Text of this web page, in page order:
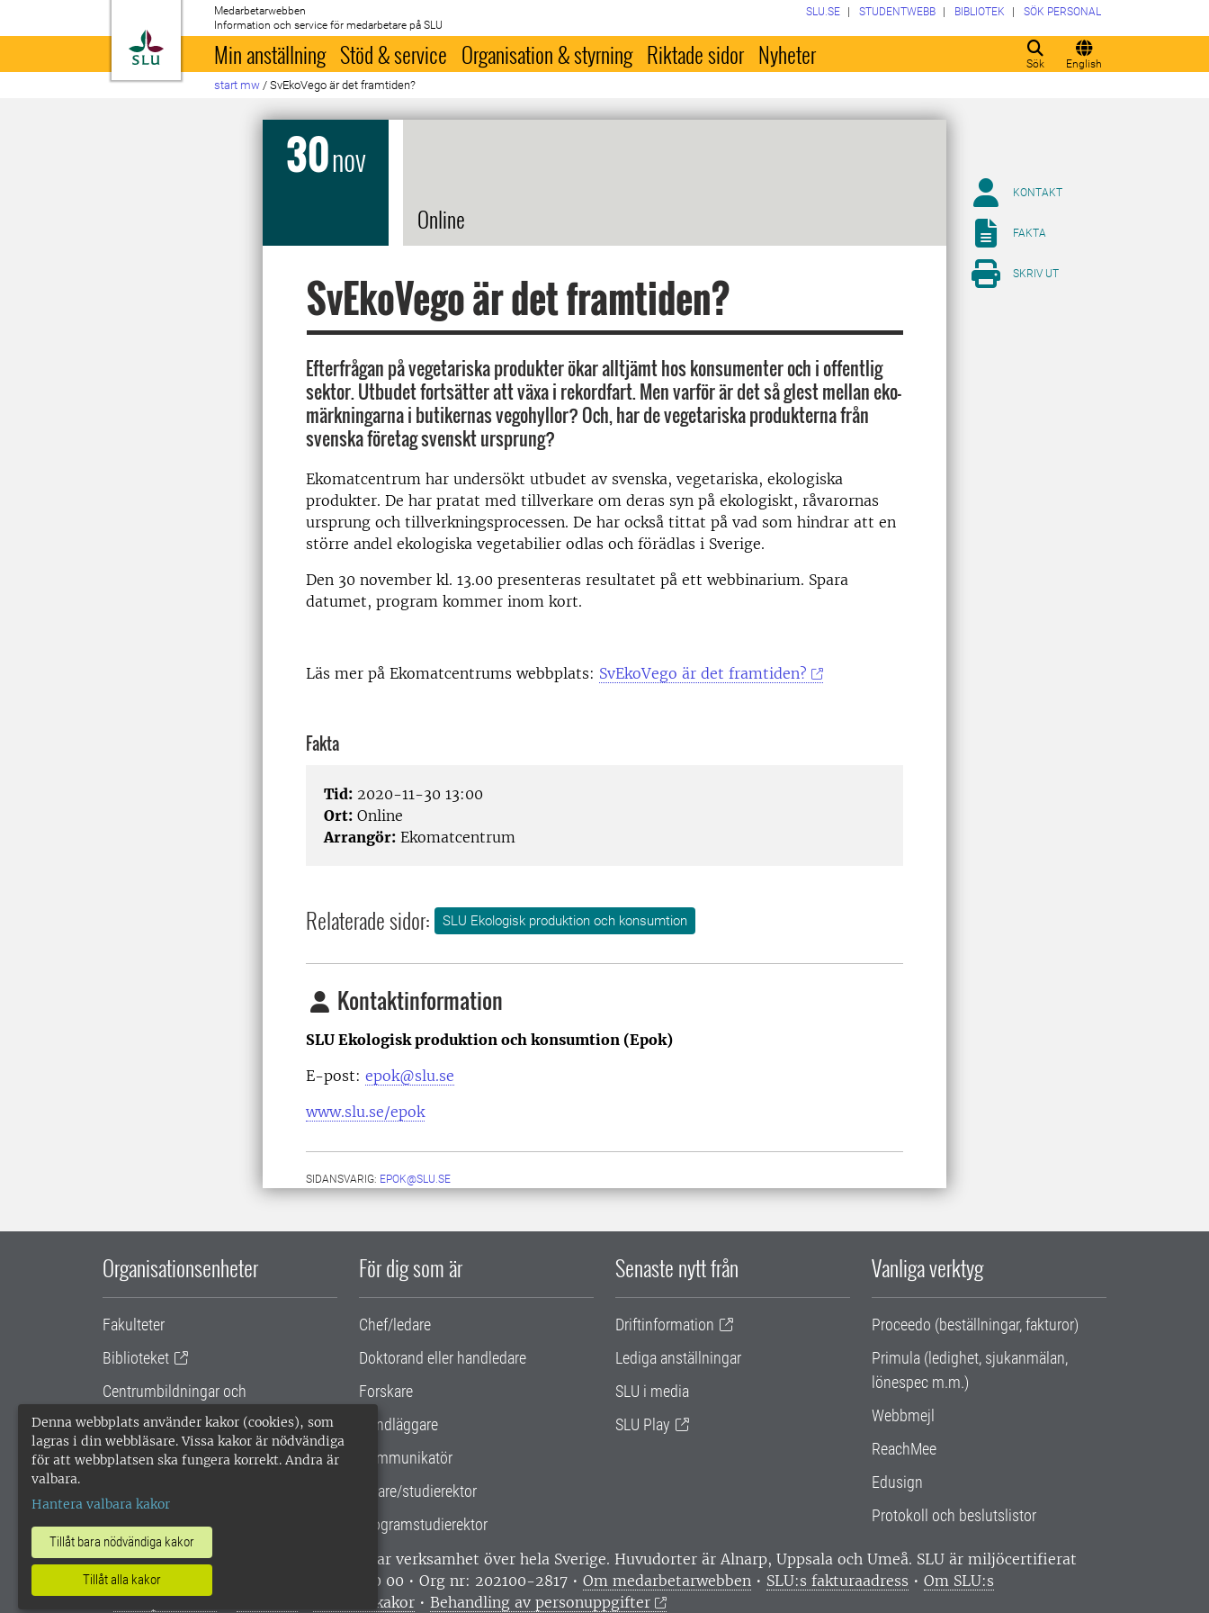
Denna webbplats använder kakor (cookies), som
lagras i din webbläsare. Vissa kakor är nödvändiga
för att webbplatsen ska fungera korrekt. Andra är
valbara.
Hantera valbara kakor
Tillåt bara nödvändiga kakor
Tillåt alla kakor
Till startsida
Medarbetarwebben
Information och service för medarbetare på SLU
Sök English
SLU.SE STUDENTWEBB BIBLIOTEK SÖK PERSONAL
Min anställning Stöd & service Organisation & styrning Riktade sidor Nyheter
start mw / SvEkoVego är det framtiden?
30nov
Online
SvEkoVego är det framtiden?
Efterfrågan på vegetariska produkter ökar alltjämt hos konsumenter och i offentlig
sektor. Utbudet fortsätter att växa i rekordfart. Men varför är det så glest mellan eko-
märkningarna i butikernas vegohyllor? Och, har de vegetariska produkterna från
svenska företag svenskt ursprung?
Ekomatcentrum har undersökt utbudet av svenska, vegetariska, ekologiska
produkter. De har pratat med tillverkare om deras syn på ekologiskt, råvarornas
ursprung och tillverkningsprocessen. De har också tittat på vad som hindrar att en
större andel ekologiska vegetabilier odlas och förädlas i Sverige.
Den 30 november kl. 13.00 presenteras resultatet på ett webbinarium. Spara
datumet, program kommer inom kort.
Läs mer på Ekomatcentrums webbplats: SvEkoVego är det framtiden?
Fakta
Tid: 2020-11-30 13:00
Ort: Online
Arrangör: Ekomatcentrum
Relaterade sidor: SLU Ekologisk produktion och konsumtion
Kontaktinformation
SLU Ekologisk produktion och konsumtion (Epok)
E-post: epok@slu.se
www.slu.se/epok
SIDANSVARIG: EPOK@SLU.SE
KONTAKT
FAKTA
SKRIV UT
Organisationsenheter
Fakulteter
Biblioteket
Centrumbildningar och
samarbetsprojekt
Gemensamma verksamhetsstödet
För dig som är
Chef/ledare
Doktorand eller handledare
Forskare
Handläggare
Kommunikatör
Lärare/studierektor
Programstudierektor
Senaste nytt från
Driftinformation
Lediga anställningar
SLU i media
SLU Play
Vanliga verktyg
Proceedo (beställningar, fakturor)
Primula (ledighet, sjukanmälan,
lönespec m.m.)
Webbmejl
ReachMee
Edusign
Protokoll och beslutslistor
SLU, Sveriges lantbruksuniversitet, har verksamhet över hela Sverige. Huvudorter är Alnarp, Uppsala och Umeå. SLU är miljöcertifierat
enligt ISO 14001. •
Telefon: 018-67 10 00 • Org nr: 202100-2817 • Om medarbetarwebben • SLU:s fakturaadress • Om SLU:s
webbplatser
Hantera kakor •Behandling av personuppgifter